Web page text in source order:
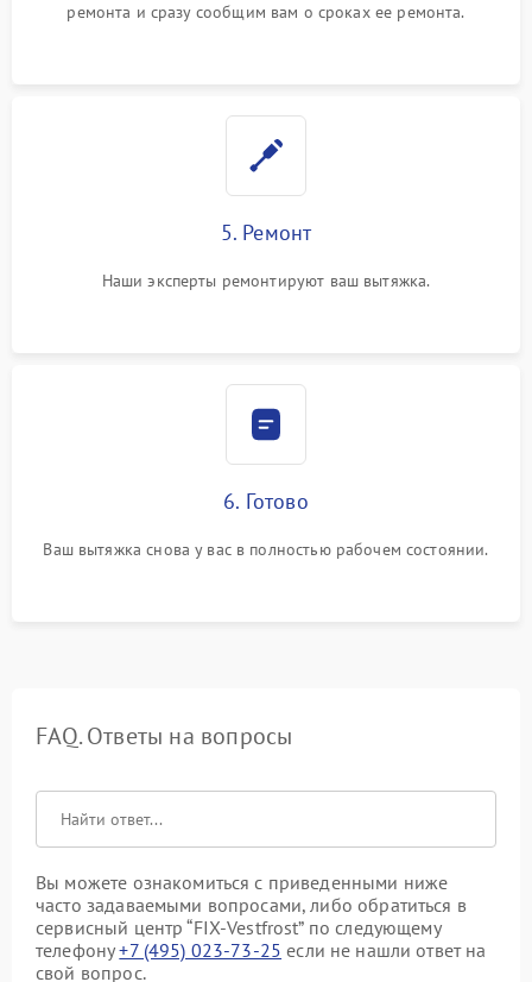
ремонта и сразу сообщим вам о сроках ее ремонта.
5. Ремонт
Наши эксперты ремонтируют ваш вытяжка.
6. Готово
Ваш вытяжка снова у вас в полностью рабочем состоянии.
FAQ. Ответы на вопросы
Вы можете ознакомиться с приведенными ниже
часто задаваемыми вопросами, либо обратиться в
сервисный центр “FIX-Vestfrost” по следующему
телефону+7 (495) 023-73-25 если не нашли ответ на
свой вопрос.